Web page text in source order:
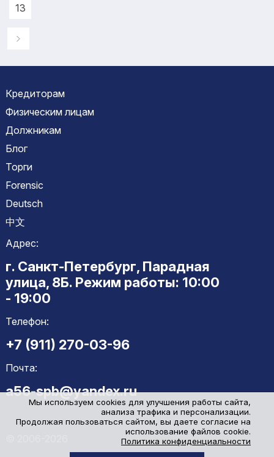
Мы используем cookies для улучшения работы сайта,
анализа трафика и персонализации.
Продолжая пользоваться сайтом, вы даете согласие на
использование файлов cookie.
Политика конфиденциальности
13
Кредиторам
Физическим лицам
Должникам
Блог
Торги
Forensic
Deutsch
中文
Адрес:
г. Санкт-Петербург, Парадная
улица, 8Б. Режим работы: 10:00
- 19:00
Телефон:
+7 (911) 270-03-96
Почта:
a56-spb@yandex.ru